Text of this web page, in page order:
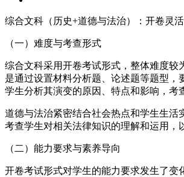
综合文科（历史+道德与法治）：开卷灵
（一）难度与考查形式
综合文科采用开卷考试形式，整体难度
是通过设置材料分析题、论述题等题型
学生分析其演变的原因、特点和影响，考
道德与法治紧密结合社会热点和学生生活
考查学生对相关法律知识的理解和运用，
（二）能力要求与素养导向
开卷考试形式对学生的能力要求发生了变